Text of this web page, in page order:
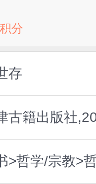
分
存
古籍出版社
>哲学/宗教>